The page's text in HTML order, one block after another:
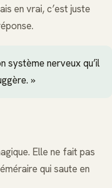
en vrai, c’est juste
système nerveux qu’il
»
Elle ne fait pas
qui saute en